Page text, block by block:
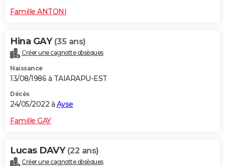
Famille ANTONI
Hina GAY (35 ans)
Créer une cagnotte obsèques
Naissance
13/08/1986 à TAIARAPU-EST
Décès
24/05/2022 à Ayse
Famille GAY
Lucas DAVY (22 ans)
Créer une cagnotte obsèques